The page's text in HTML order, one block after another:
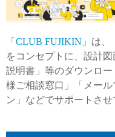
「 CLUB FUJIKIN 」は
をコンセプトに、設計
説明書」等のダウンロ
様ご相談窓口」「メー
ン」などでサポートさせ